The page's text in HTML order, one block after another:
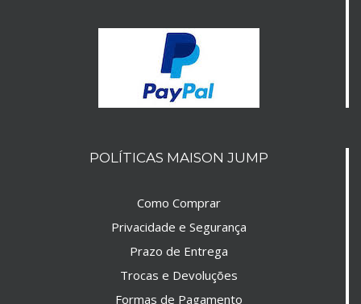
POLÍTICAS MAISON JUMP
Como Comprar
Privacidade e Segurança
Prazo de Entrega
Trocas e Devoluções
Formas de Pagamento